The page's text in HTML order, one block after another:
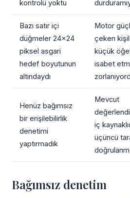
kontrolü yoktu
Bazı satır içi
düğmeler 24×24
piksel asgari
hedef boyutunun
altındaydı
Motor
çeken
küçük
isabet
Henüz bağımsız
bir erişilebilirlik
denetimi
yaptırmadık
Mevcut
iç
üçüncü
Bağımsız denetim